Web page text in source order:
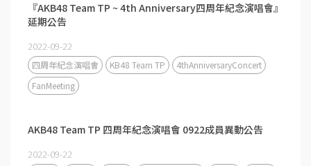
『AKB48 Team TP ~ 4th Anniversary四周年紀念演唱會』
延期公告
2022-09-22
四周年紀念演唱會 KB48 Team TP
4thAnniversaryConcert
FanMeeting
AKB48 Team TP 四周年紀念演唱會 0922成員異動公告
2022-09-22